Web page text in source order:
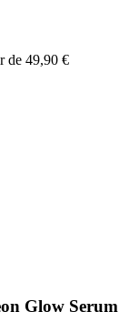
de 49,90 €
Glow Serum